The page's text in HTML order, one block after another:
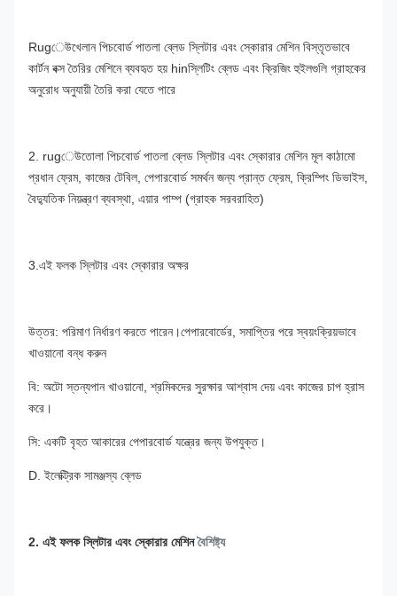
Rugেউখেলান পিচবোর্ড পাতলা ব্লেড স্লিটার এবং স্কোরার মেশিন বিস্তৃতভাবে
কার্টন বক্স তৈরির মেশিনে ব্যবহৃত হয় hinস্লিটিং ব্লেড এবং ক্রিজিং হুইলগুলি গ্রাহকের
অনুরোধ অনুযায়ী তৈরি করা যেতে পারে
2. rugেউতোলা পিচবোর্ড পাতলা ব্লেড স্লিটার এবং স্কোরার মেশিন মূল কাঠামো
প্রধান ফ্রেম, কাজের টেবিল, পেপারবোর্ড সমর্থন জন্য প্রান্ত ফ্রেম, ক্রিম্পিং ডিভাইস,
বৈদ্যুতিক নিয়ন্ত্রণ ব্যবস্থা, এয়ার পাম্প (গ্রাহক সরবরাহিত)
3.এই ফলক স্লিটার এবং স্কোরার অক্ষর
উত্তর: পরিমাণ নির্ধারণ করতে পারেন।পেপারবোর্ডের, সমাপ্তির পরে স্বয়ংক্রিয়ভাবে
খাওয়ানো বন্ধ করুন
বি: অটো স্তন্যপান খাওয়ানো, শ্রমিকদের সুরক্ষার আশ্বাস দেয় এবং কাজের চাপ হ্রাস
করে।
সি: একটি বৃহত আকারের পেপারবোর্ড যন্ত্রের জন্য উপযুক্ত।
D. ইলেক্ট্রিক সামঞ্জস্য ব্লেড
2. এই ফলক স্লিটার এবং স্কোরার মেশিন বৈশিষ্ট্য